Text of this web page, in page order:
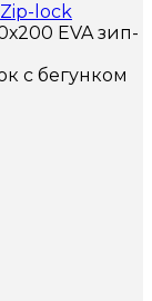
Zip-lock
EVA зип-